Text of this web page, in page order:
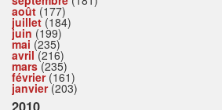
août (177)
juillet(184)
juin (199)
mai (235)
avril(216)
mars(235)
février(161)
janvier(203)